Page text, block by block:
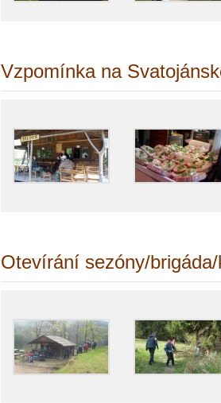
Vzpomínka na
Otevírání sezóny/